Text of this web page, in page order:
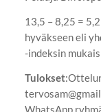
13,5 – 8,25 =
hyväkseen eli
-indeksin
Tulokset
WhatsApp